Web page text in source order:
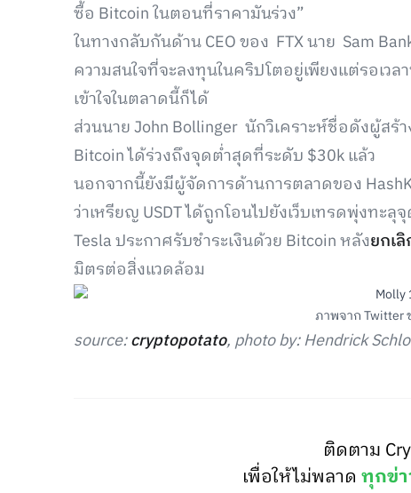
ซื้อ Bitcoin ในตอนที่ราคามันร่วง”
ในทางกลับกันด้าน CEO ของ FTX นาย Sam
ความสนใจที่จะลงทุนในคริปโตอยู่เพียงแต่รอเวล
เข้าใจในตลาดนี้ก็ได้
ส่วนนาย John Bollinger นักวิเคราะห์ชื่อดังผู้สร้
Bitcoin ได้ร่วงถึงจุดต่ำสุดที่ระดับ $30k แล้ว
นอกจากนี้ยังมีผู้จัดการด้านการตลาดของ
ว่าเหรียญ USDT ได้ถูกโอนไปยังเว็บเทรดพุ่งทะ
Tesla ประกาศรับชำระเงินด้วย Bitcoin หลังยกเ
มิตรต่อสิ่งแวดล้อม
ภาพจาก Twitter
source:cryptopotato, photo by: Hendrick
ติดตาม
เพื่อให้ไม่พลาดทุกข่า